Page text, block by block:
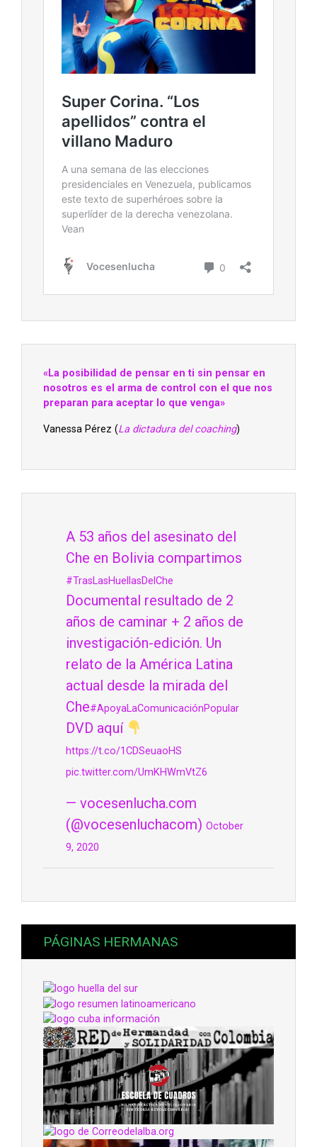
«La posibilidad de pensar en ti sin pensar en
nosotros es el arma de control con el que nos
preparan para aceptar lo que venga»
Vanessa Pérez (La dictadura del coaching)
A 53 años del asesinato del
Che en Bolivia compartimos
#TrasLasHuellasDelChe
Documental resultado de 2
años de caminar + 2 años de
investigación-edición. Un
relato de la América Latina
actual desde la mirada del
Che#ApoyaLaComunicaciónPopular
DVD aquí
https://t.co/1CDSeuaoHS
pic.twitter.com/UmKHWmVtZ6
— vocesenlucha.com
(@vocesenluchacom) October
9, 2020
PÁGINAS HERMANAS